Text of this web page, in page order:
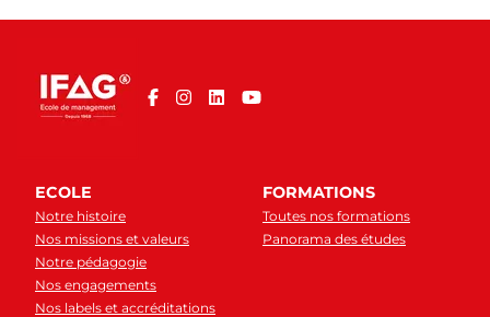
ECOLE
Notre histoire
Nos missions et valeurs
Notre pédagogie
Nos engagements
Nos labels et accréditations
FORMATIONS
Toutes nos formations
Panorama des études